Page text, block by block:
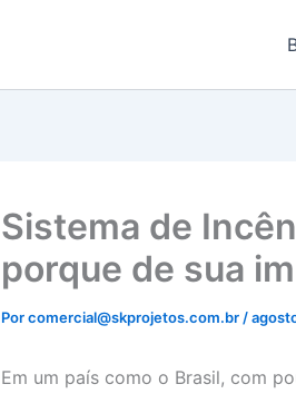
Sistema de
porque de sua
Porcomercial@skprojetos.com.br /
Em um país como o Brasil, com